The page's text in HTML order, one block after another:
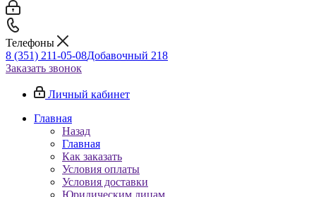
Телефоны
8 (351) 211-05-08Добавочный 218
Заказать звонок
Личный кабинет
Главная
Назад
Главная
Как заказать
Условия оплаты
Условия доставки
Юридическим лицам